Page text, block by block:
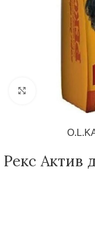
Нажмите,
Рекс Актив